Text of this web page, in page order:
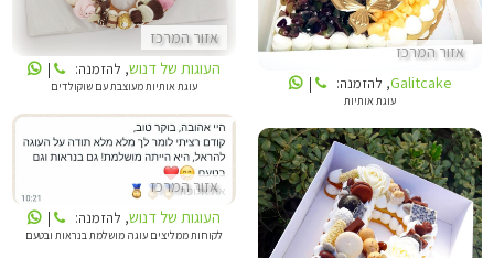
אזור המרכז
Galitcake, להזמנה: |
עוגת אותיות
אזור המרכז
העוגות של דנוש, להזמנה: |
עוגת אותיות מעוצבת עם שוקולדים
אזור המרכז
העוגות של דנוש
העוגות של דנוש, להזמנה: |
לקוחות ממליצים עוגה מושלמת בנראות ובטעם